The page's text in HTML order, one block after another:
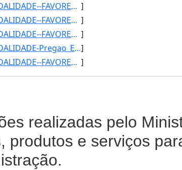
3: Nº_DOC-034/2018-ANO-2019-MODALIDADE--FAVORECIDO-TORINO_INFORMATICA_LTDA-CNPJ-03.619.767/0005-15_____] ]
4: Nº_DOC-002/2018-ANO-2018-MODALIDADE--FAVORECIDO-CAESB-CNPJ-00.082.024/0001-37______-PROCESSO-72031.0] ]
5: Nº_DOC-003/2017-ANO-2017-MODALIDADE--FAVORECIDO-FSB_COMUNICACAO-CNPJ-03.585.183/0001-42-PROCESSO-720] ]
6: Nº_DOC-035/2014-ANO-2014-MODALIDADE-Pregao_Eletronico-FAVORECIDO-TELLUS_S/A-CNPJ-24.935.454/0001-12-]]
7: Nº_DOC-004/2014-ANO-2014-MODALIDADE--FAVORECIDO-LEVIT_COMERCIO-_IMPORTACAO_E_EXPORTACAO_DE_PRODUTOS_] ]
realizadas pelo
produtos e serviços